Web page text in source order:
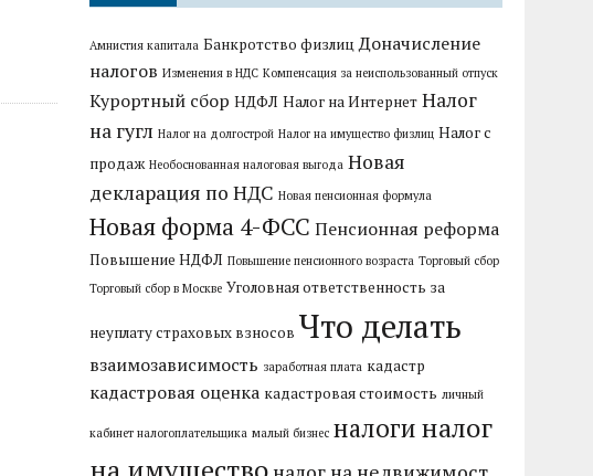
Амнистия капитала Банкротство физлиц Доначисление
налогов Изменения в НДС Компенсация за неиспользованный отпуск
Курортный сбор НДФЛ Налог на Интернет Налог
на гугл Налог на долгострой Налог на имущество физлиц Налог с
продаж Необоснованная налоговая выгода Новая
декларация по НДС Новая пенсионная формула
Новая форма 4-ФСС Пенсионная реформа
Повышение НДФЛ Повышение пенсионного возраста Торговый сбор
Торговый сбор в Москве Уголовная ответственность за
неуплату страховых взносов Что делать
взаимозависимость заработная плата кадастр
кадастровая оценка кадастровая стоимость личный
кабинет налогоплательщика малый бизнес налоги налог